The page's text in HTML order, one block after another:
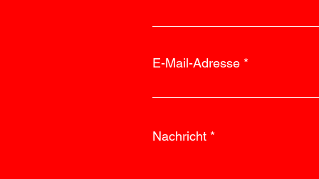
E-Mail-Adresse
Nachricht